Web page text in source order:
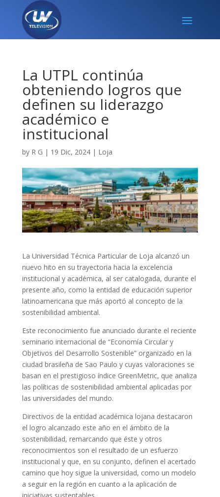
La UTPL continúa
obteniendo logros que
definen su liderazgo
académico e
institucional
by R G | 19 Dic, 2024| Loja
La Universidad Técnica Particular de Loja alcanzó un
nuevo hito en su trayectoria hacia la excelencia
institucional y académica, al ser catalogada, durante el
presente año, como la entidad de educación superior
latinoamericana que más aportó al concepto de la
sostenibilidad ambiental.
Este reconocimiento fue anunciado durante el reciente
seminario internacional de “Economía Circular y
Objetivos del Desarrollo Sostenible” organizado en la
ciudad brasileña de Sao Paulo y cuyas valoraciones se
basan en el prestigioso índice GreenMetric, que analiza
las políticas de sostenibilidad ambiental aplicadas por
las universidades del mundo.
Directivos de la entidad académica lojana destacaron
el logro alcanzado este año en el ámbito de la
sostenibilidad, remarcando que éste y otros
reconocimientos son el resultado de un esfuerzo
institucional y que, en su conjunto, definen el acertado
camino que hoy sigue la universidad, como un modelo
a seguir en la región en cuanto a la aplicación de